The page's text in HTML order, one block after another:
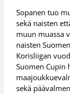
Sopanen tuo
sekä naisten
muun muassa
naisten
Korisliigan
Suomen Cupin
sekä